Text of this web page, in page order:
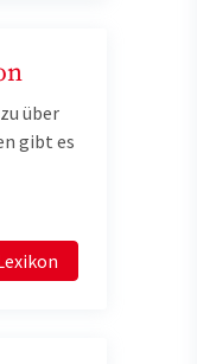
über
gibt es